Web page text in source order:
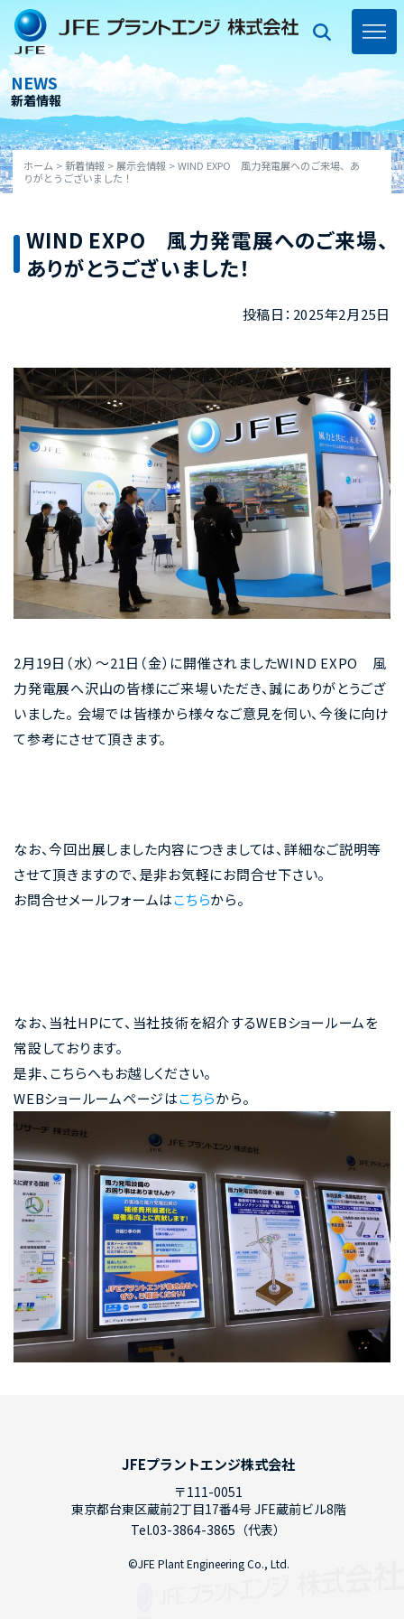
Skip
content
toggle
NEWS
新着情報
ホーム >新着情報 > 展示会情報 >WIND EXPO 風力発電展へのご来場、あ
りがとうございました！
WIND EXPO 風力発電展へのご来場、
ありがとうございました！
投稿日：2025年2月25日
2月19日（水）～21日（金）に開催されましたWIND EXPO 風
力発電展へ沢山の皆様にご来場いただき、誠にありがとうござ
いました。 会場では皆様から様々なご意見を伺い、今後に向け
て参考にさせて頂きます。
なお、今回出展しました内容につきましては、詳細なご説明等
させて頂きますので、是非お気軽にお問合せ下さい。
お問合せメールフォームはこちらから。
なお、当社HPにて、当社技術を紹介するWEBショールームを
常設しております。
是非、こちらへもお越しください。
WEBショールームページはこちらから。
JFEプラントエンジ株式会社
〒111-0051
東京都台東区蔵前2丁目17番4号 JFE蔵前ビル8階
Tel.03-3864-3865 （代表）
©JFE Plant Engineering Co., Ltd.